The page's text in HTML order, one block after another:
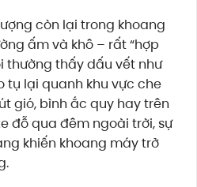
còn lại trong khoang
ấm và khô – rất “hợp
thường thấy dấu vết như
tụ lại quanh khu vực che
gió, bình ắc quy hay trên
đỗ qua đêm ngoài trời, sự
khiến khoang máy trở